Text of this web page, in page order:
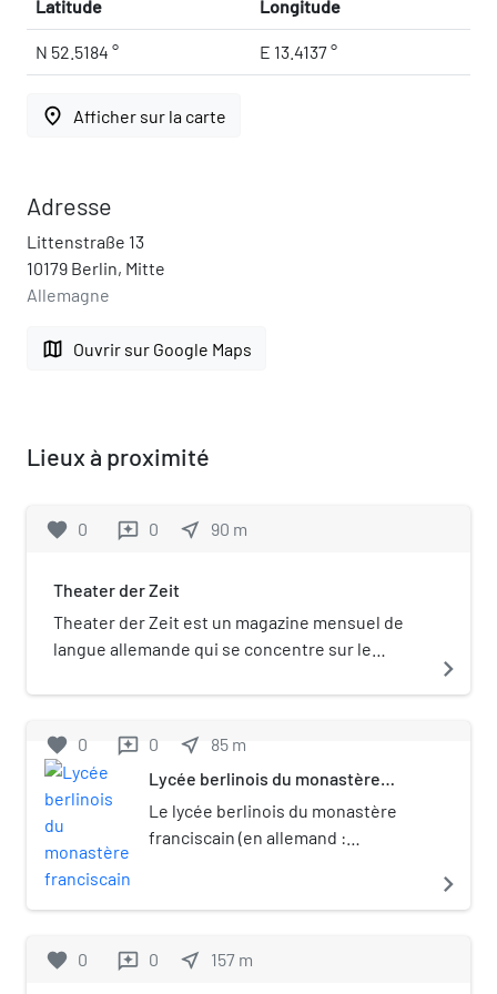
Latitude Longitude
N 52.5184 ° E 13.4137 °
place Afficher sur la carte
Adresse
Littenstraße 13
10179 Berlin, Mitte
Allemagne
map Ouvrir sur Google Maps
Lieux à proximité
favorite 0 reviews 0 near_me 90 m
Theater der Zeit
Theater der Zeit est un magazine mensuel de
langue allemande qui se concentre sur le
navigate_next
favorite 0 reviews 0 near_me 85 m
Lycée berlinois du monastère
Le lycée berlinois du monastère
franciscain (en allemand :
gymnasium de Berlin et se
le nom de Evangelisches
navigate_next
favorite 0 reviews 0 near_me 157 m